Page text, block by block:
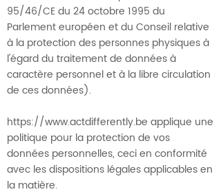
95/46/CE du 24 octobre 1995 du
Parlement européen et du Conseil relative
à la protection des personnes physiques à
l'égard du traitement de données à
caractère personnel et à la libre circulation
de ces données).
https://www.actdifferently.be applique une
politique pour la protection de vos
données personnelles, ceci en conformité
avec les dispositions légales applicables en
la matière.